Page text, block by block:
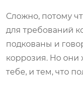
Сложно, потому
для требований
подкованы и
коррозия. Но они
тебе, и тем, что